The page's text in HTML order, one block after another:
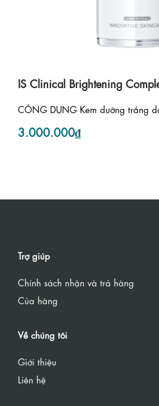
IS Clinical Brightening
CÔNG DỤNG Kem dưỡng trắng
3.000.000₫
Trợ giúp
Chính sách nhận và trả hàng
Của hàng
Về chúng tôi
Giới thiệu
Liên hệ